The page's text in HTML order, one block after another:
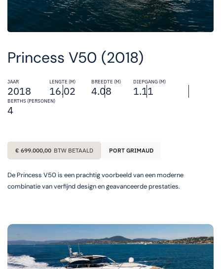
Princess V50 (2018)
JAAR
2018
LENGTE (M)
16.02
BREEDTE (M)
4.08
DIEPGANG (M)
1.11
BERTHS (PERSONEN)
4
€ 699.000,00 BTW BETAALD PORT GRIMAUD
De Princess V50 is een prachtig voorbeeld van een moderne
combinatie van verfijnd design en geavanceerde prestaties.